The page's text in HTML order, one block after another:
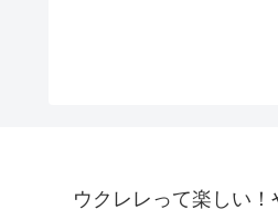
ウクレレって楽しい！